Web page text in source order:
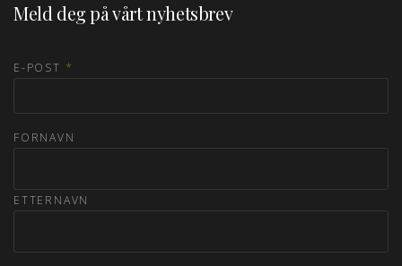
Meld deg på vårt nyhetsbrev
E-POST *
FORNAVN
ETTERNAVN